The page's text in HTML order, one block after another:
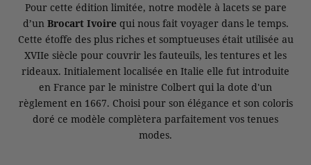
Pour cette édition limitée, notre modèle à lacets se pare
d’un Brocart Ivoirequi nous fait voyager dans le temps.
Cette étoffe des plus riches et somptueuses était utilisée au
XVIIe siècle pour couvrir les fauteuils, les tentures et les
rideaux. Initialement localisée en Italie elle fut introduite
en France par le ministre Colbert qui la dote d'un
règlement en 1667. Choisi pour son élégance et son coloris
doré ce modèle complètera parfaitement vos tenues
modes.